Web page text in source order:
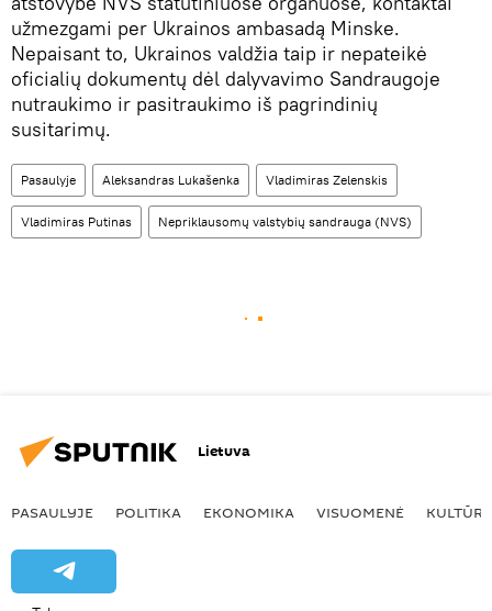
užmezgami per Ukrainos ambasadą Minske.
Nepaisant to, Ukrainos valdžia taip ir nepateikė
oficialių dokumentų dėl dalyvavimo Sandraugoje
nutraukimo ir pasitraukimo iš pagrindinių
susitarimų.
Pasaulyje Aleksandras Lukašenka Vladimiras Zelenskis
Vladimiras Putinas Nepriklausomų valstybių sandrauga (NVS)
Lietuva
PASAULYJE POLITIKA EKONOMIKA VISUOMENĖ KULTŪRA